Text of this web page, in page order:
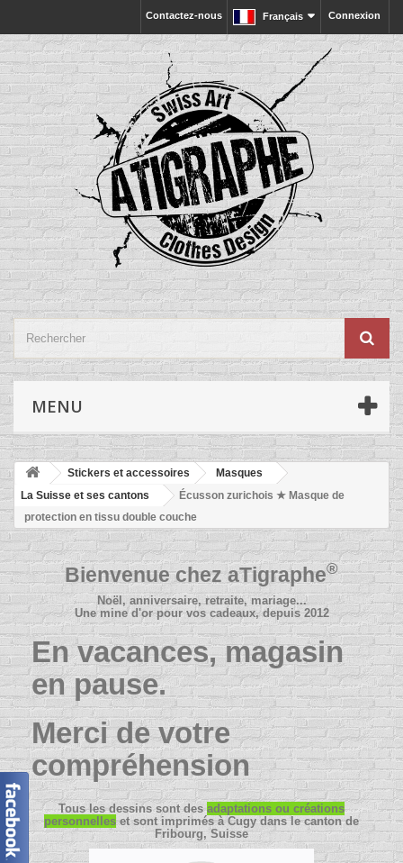
Connexion
Français
Contactez-nous
MENU
Stickers et accessoires
Masques
La Suisse et ses cantons
Écusson zurichois ★ Masque de
protection en tissu double couche
Bienvenue chez aTigraphe®
Noël, anniversaire, retraite, mariage...
Une mine d'or pour vos cadeaux, depuis 2012
En vacances, magasin
en pause.
Merci de votre
compréhension
Tous les dessins sont desadaptations ou créations
personnelleset sont imprimés à Cugy dans le canton de
Fribourg, Suisse